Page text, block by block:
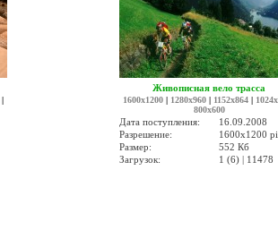
|
Живописная вело трасса
1600x1200| 1280x960| 1152x864|
800x600
Дата поступления:
16.09.2008
Разрешение:
1600x1200
Размер:
552 Кб
Загрузок:
1 (6) | 11478